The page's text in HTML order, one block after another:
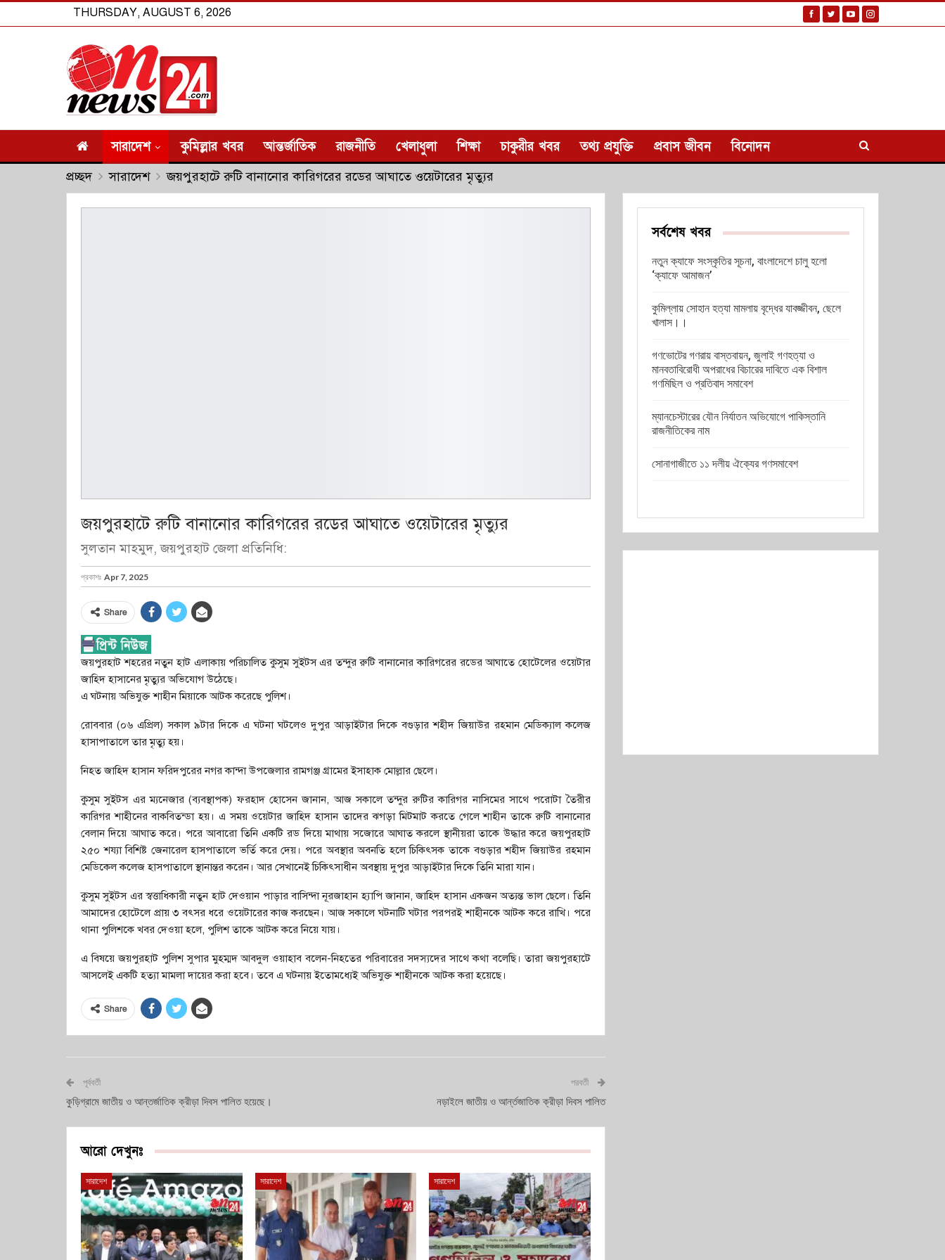
THURSDAY, AUGUST 6, 2026
সারাদেশ কুমিল্লার খবর আন্তর্জাতিক রাজনীতি খেলাধুলা শিক্ষা চাকুরীর খবর তথ্য প্রযুক্তি প্রবাস জীবন বিনোদন
প্রচ্ছদ সারাদেশ জয়পুরহাটে রুটি বানানোর কারিগরের রডের আঘাতে ওয়েটারের মৃত্যুর
জয়পুরহাটে রুটি বানানোর কারিগরের রডের আঘাতে ওয়েটারের মৃত্যুর
সুলতান মাহমুদ, জয়পুরহাট জেলা প্রতিনিধি:
প্রকাশঃ Apr 7, 2025
Share
জয়পুরহাট শহরের নতুন হাট এলাকায় পরিচালিত কুসুম সুইটস এর তন্দুর রুটি বানানোর কারিগরের রডের আঘাতে হোটেলের ওয়েটার
জাহিদ হাসানের মৃত্যুর অভিযোগ উঠেছে।
এ ঘটনায় অভিযুক্ত শাহীন মিয়াকে আটক করেছে পুলিশ।
রোববার (০৬ এপ্রিল) সকাল ৯টার দিকে এ ঘটনা ঘটলেও দুপুর আড়াইটার দিকে বগুড়ার শহীদ জিয়াউর রহমান মেডিক্যাল কলেজ
হাসাপাতালে তার মৃত্যু হয়।
নিহত জাহিদ হাসান ফরিদপুরের নগর কান্দা উপজেলার রামগঞ্জ গ্রামের ইসাহাক মোল্লার ছেলে।
কুসুম সুইটস এর ম্যনেজার (ব্যবস্থাপক) ফরহাদ হোসেন জানান, আজ সকালে তন্দুর রুটির কারিগর নাসিমের সাথে পরোটা তৈরীর
কারিগর শাহীনের বাকবিতন্ডা হয়। এ সময় ওয়েটার জাহিদ হাসান তাদের ঝগড়া মিটমাট করতে গেলে শাহীন তাকে রুটি বানানোর
বেলান দিয়ে আঘাত করে। পরে আবারো তিনি একটি রড দিয়ে মাথায় সজোরে আঘাত করলে স্থানীয়রা তাকে উদ্ধার করে জয়পুরহাট
২৫০ শয্যা বিশিষ্ট জেনারেল হাসপাতালে ভর্তি করে দেয়। পরে অবস্থার অবনতি হলে চিকিৎসক তাকে বগুড়ার শহীদ জিয়াউর রহমান
মেডিকেল কলেজ হাসপাতালে স্থানান্তর করেন। আর সেখানেই চিকিৎসাধীন অবস্থায় দুপুর আড়াইটার দিকে তিনি মারা যান।
কুসুম সুইটস এর স্বত্তাধিকারী নতুন হাট দেওয়ান পাড়ার বাসিন্দা নূরজাহান হ্যাপি জানান, জাহিদ হাসান একজন অত্যন্ত ভাল ছেলে। তিনি
আমাদের হোটেলে প্রায় ৩ বৎসর ধরে ওয়েটারের কাজ করছেন। আজ সকালে ঘটনাটি ঘটার পরপরই শাহীনকে আটক করে রাখি। পরে
থানা পুলিশকে খবর দেওয়া হলে, পুলিশ তাকে আটক করে নিয়ে যায়।
এ বিষয়ে জয়পুরহাট পুলিশ সুপার মুহম্মদ আবদুল ওয়াহাব বলেন-নিহতের পরিবারের সদস্যদের সাথে কথা বলেছি। তারা জয়পুরহাটে
আসলেই একটি হত্যা মামলা দায়ের করা হবে। তবে এ ঘটনায় ইতোমধ্যেই অভিযুক্ত শাহীনকে আটক করা হয়েছে।
Share
পূর্ববর্তী
কুড়িগ্রামে জাতীয় ও আন্তর্জাতিক ক্রীড়া দিবস পালিত হয়েছে।
পরবর্তী
নড়াইলে জাতীয় ও আর্ন্তজাতিক ক্রীড়া দিবস পালিত
আরো দেখুনঃ
সারাদেশ সারাদেশ সারাদেশ
সর্বশেষ খবর
নতুন ক্যাফে সংস্কৃতির সূচনা, বাংলাদেশে চালু হলো
‘ক্যাফে আমাজন’
কুমিল্লায় সোহান হত্যা মামলায় বৃদ্ধের যাবজ্জীবন, ছেলে
খালাস।।
গণভোটের গণরায় বাস্তবায়ন, জুলাই গণহত্যা ও
মানবতাবিরোধী অপরাধের বিচারের দাবিতে এক বিশাল
গণমিছিল ও প্রতিবাদ সমাবেশ
ম্যানচেস্টারের যৌন নির্যাতন অভিযোগে পাকিস্তানি
রাজনীতিকের নাম
সোনাগাজীতে ১১ দলীয় ঐক্যের গণসমাবেশ